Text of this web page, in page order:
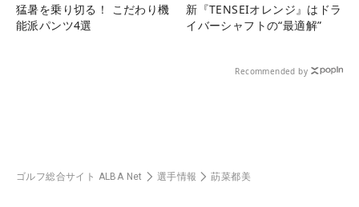
猛暑を乗り切る！ こだわり機
能派パンツ4選
新『TENSEIオレンジ』はドラ
イバーシャフトの“最適解”
Recommended by
ゴルフ総合サイト ALBA Net 選手情報 莇菜都美